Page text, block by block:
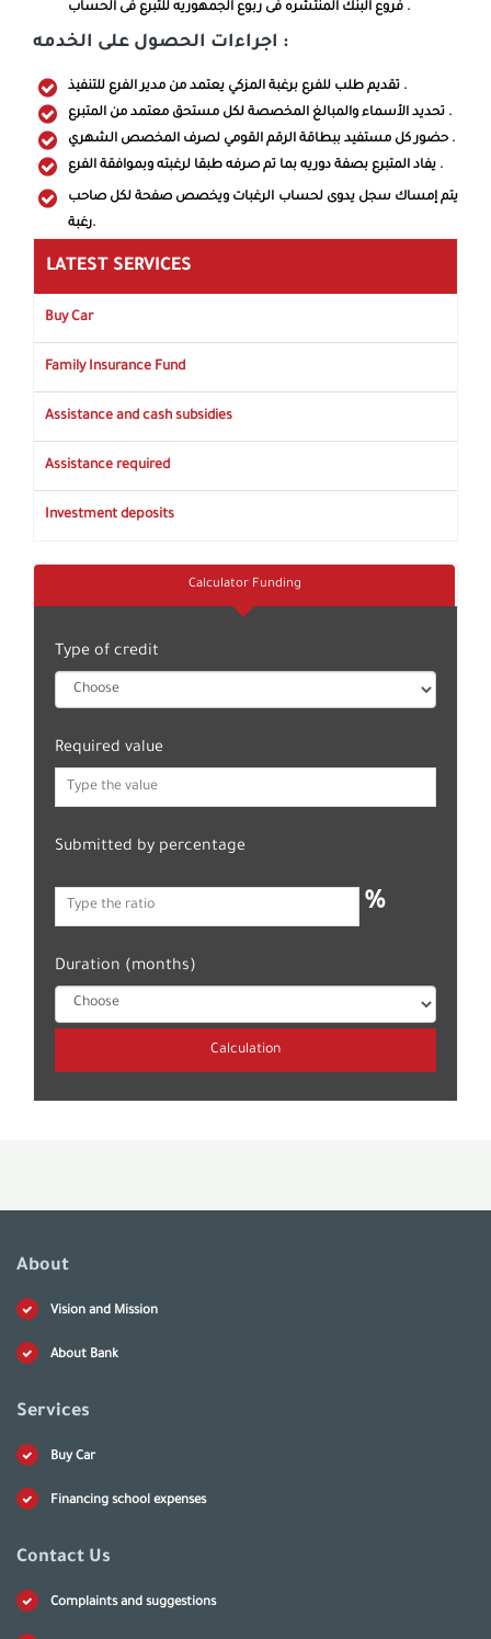
فروع البنك المنتشره فى ربوع الجمهوريه للتبرع فى الحساب .
اجراءات الحصول على الخدمه :
تقديم طلب للفرع برغبة المزكي يعتمد من مدير الفرع للتنفيذ .
تحديد الأسماء والمبالغ المخصصة لكل مستحق معتمد من المتبرع .
حضور كل مستفيد ببطاقة الرقم القومي لصرف المخصص الشهري .
يفاد المتبرع بصفة دوريه بما تم صرفه طبقا لرغبته وبموافقة الفرع .
يتم إمساك سجل يدوى لحساب الرغبات ويخصص صفحة لكل صاحب
رغبة.
LATEST SERVICES
Buy Car
Family Insurance Fund
Assistance and cash subsidies
Assistance required
Investment deposits
Calculator Funding
Type of credit
Required value
Submitted by percentage
%
Duration (months)
About
Vision and Mission
About Bank
Services
Buy Car
Financing school expenses
Contact Us
Complaints and suggestions